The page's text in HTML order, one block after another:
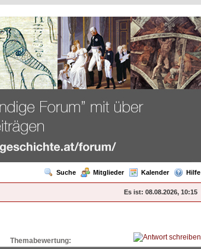
Suche Mitglieder Kalender Hilfe
Es ist: 08.08.2026, 10:15
Themabewertung: